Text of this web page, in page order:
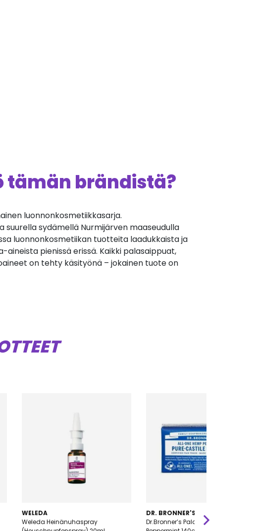
tämän brändistä?
luonnonkosmetiikkasarja.
suurella sydämellä Nurmijärven maaseudulla
luonnonkosmetiikan tuotteita laadukkaista ja
aineista pienissä erissä. Kaikki palasaippuat,
on tehty käsityönä – jokainen tuote on
WELEDA
Weleda Heinänuhaspray
DR. BRONNER'S
Dr.Bronner’s Palasaippua